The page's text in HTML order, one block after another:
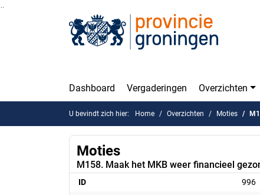
Ga naar de inhoud van deze pagina
Dashboard Vergaderingen Overzichten
U bevindt zich hier: Home Overzichten Moties
Moties
M158. Maak het MKB weer financieel
ID
996